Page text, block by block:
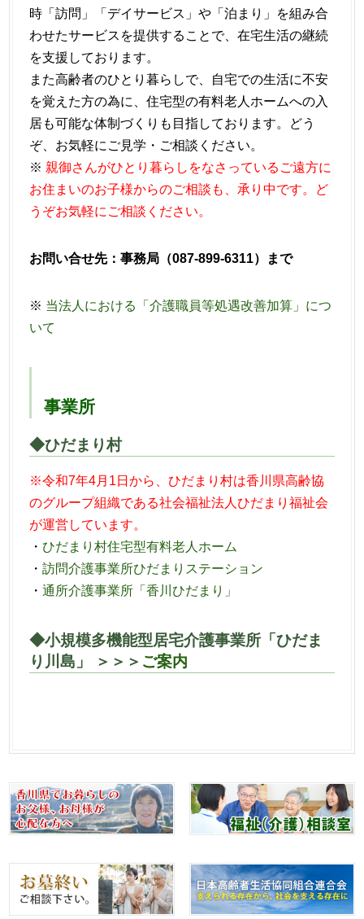
時「訪問」「デイサービス」や「泊まり」を組み合
わせたサービスを提供することで、在宅生活の継続
を支援しております。
また高齢者のひとり暮らしで、自宅での生活に不安
を覚えた方の為に、住宅型の有料老人ホームへの入
居も可能な体制づくりも目指しております。どう
ぞ、お気軽にご見学・ご相談ください。
※親御さんがひとり暮らしをなさっているご遠方に
お住まいのお子様からのご相談も、承り中です。ど
うぞお気軽にご相談ください。
お問い合せ先：事務局（087-899-6311）まで
※ 当法人における「介護職員等処遇改善加算」につ
いて
事業所
◆ひだまり村
※令和7年4月1日から、ひだまり村は香川県高齢協
のグループ組織である社会福祉法人ひだまり福祉会
が運営しています。
・ひだまり村住宅型有料老人ホーム
・訪問介護事業所ひだまりステーション
・通所介護事業所「香川ひだまり」
◆小規模多機能型居宅介護事業所「ひだま
り川島」 ＞＞＞ ご案内